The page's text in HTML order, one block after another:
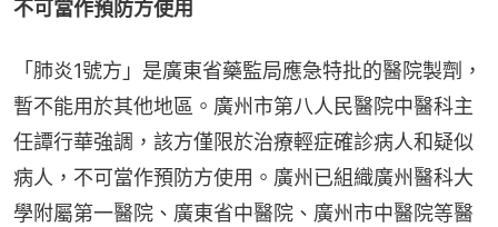
不可當作預防方使用
「肺炎1號方」是廣東省藥監局應急特批的醫院製劑，
暫不能用於其他地區。廣州市第八人民醫院中醫科主
任譚行華強調，該方僅限於治療輕症確診病人和疑似
病人，不可當作預防方使用。廣州已組織廣州醫科大
學附屬第一醫院、廣東省中醫院、廣州市中醫院等醫